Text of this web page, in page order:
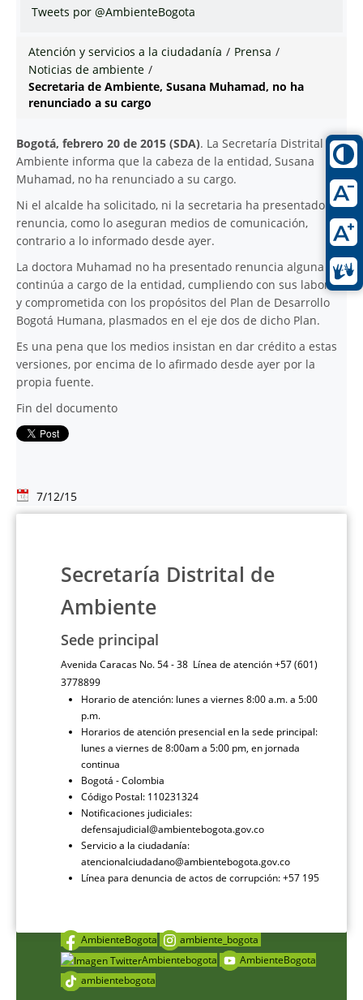
Tweets por @AmbienteBogota
Atención y servicios a la ciudadanía / Prensa /
Noticias de ambiente /
Secretaria de Ambiente, Susana Muhamad, no ha
renunciado a su cargo
Bogotá, febrero 20 de 2015 (SDA). La Secretaría Distrital de
Ambiente informa que la cabeza de la entidad, Susana
Muhamad, no ha renunciado a su cargo.
Ni el alcalde ha solicitado, ni la secretaria ha presentado su
renuncia, como lo aseguran medios de comunicación,
contrario a lo informado desde ayer.
La doctora Muhamad no ha presentado renuncia alguna y
continúa a cargo de la entidad, cumpliendo con sus labores
y comprometida con los propósitos del Plan de Desarrollo
Bogotá Humana, plasmados en el eje dos de dicho Plan.
Es una pena que los medios insistan en dar crédito a estas
versiones, por encima de lo afirmado desde ayer por la
propia fuente.
Fin del documento
7/12/15
Secretaría Distrital de
Ambiente
Sede principal
Avenida Caracas No. 54 - 38 Línea de atención +57 (601)
3778899
Horario de atención: lunes a viernes 8:00 a.m. a 5:00
p.m.
Horarios de atención presencial en la sede principal:
lunes a viernes de 8:00am a 5:00 pm, en jornada
continua
Bogotá - Colombia
Código Postal: 110231324
Notificaciones judiciales:
defensajudicial@ambientebogota.gov.co
Servicio a la ciudadanía:
atencionalciudadano@ambientebogota.gov.co
Línea para denuncia de actos de corrupción: +57 195
AmbienteBogota
ambiente_bogota
Ambientebogota
AmbienteBogota
ambientebogota